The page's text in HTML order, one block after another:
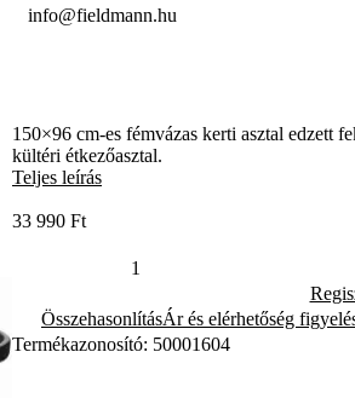
info@fieldmann.hu
150×96 cm-es fémvázas kerti asztal edzett
kültéri étkezőasztal.
Teljes leírás
33 990 Ft
ÖsszehasonlításÁr és elérhetőség
Termékazonosító: 50001604